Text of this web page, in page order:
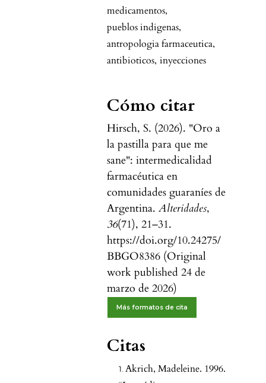
medicamentos,
pueblos indigenas,
antropologia farmaceutica,
antibioticos, inyecciones
Cómo citar
Hirsch, S. (2026). "Oro a
la pastilla para que me
sane": intermedicalidad
farmacéutica en
comunidades guaraníes de
Argentina. Alteridades,
36(71), 21–31.
https://doi.org/10.24275/
BBGO8386 (Original
work published 24 de
marzo de 2026)
Más formatos de cita
Citas
Akrich, Madeleine. 1996.